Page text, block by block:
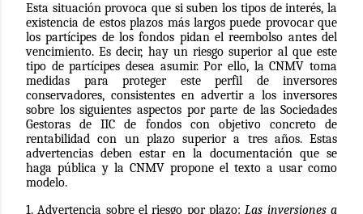
Esta situación provoca que si suben los tipos de interés, la
existencia de estos plazos más largos puede provocar que
los partícipes de los fondos pidan el reembolso antes del
vencimiento. Es decir, hay un riesgo superior al que este
tipo de partícipes desea asumir. Por ello, la CNMV toma
medidas para proteger este perfil de inversores
conservadores, consistentes en advertir a los inversores
sobre los siguientes aspectos por parte de las Sociedades
Gestoras de IIC de fondos con objetivo concreto de
rentabilidad con un plazo superior a tres años. Estas
advertencias deben estar en la documentación que se
haga pública y la CNMV propone el texto a usar como
modelo.
1. Advertencia sobre el riesgo por plazo:Las inversiones a